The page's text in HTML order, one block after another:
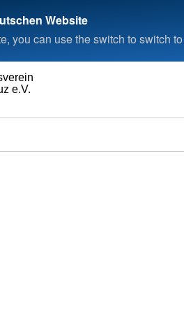
Website
you can use the switch to switch
e.V.